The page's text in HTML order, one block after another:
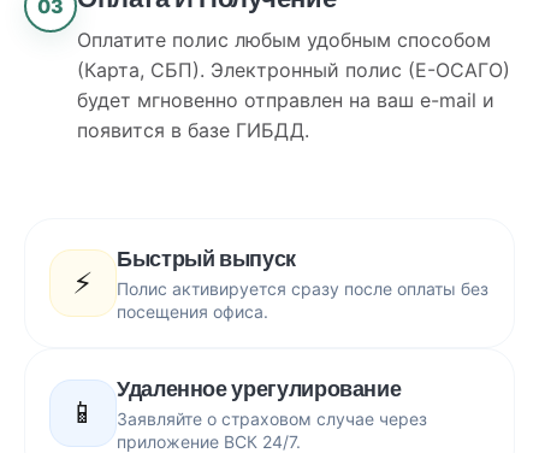
03
Оплатите полис любым удобным способом
(Карта, СБП). Электронный полис (Е-ОСАГО)
будет мгновенно отправлен на ваш e-mail и
появится в базе ГИБДД.
⚡️
Быстрый выпуск
Полис активируется сразу после оплаты без
посещения офиса.
📱
Удаленное урегулирование
Заявляйте о страховом случае через
приложение ВСК 24/7.